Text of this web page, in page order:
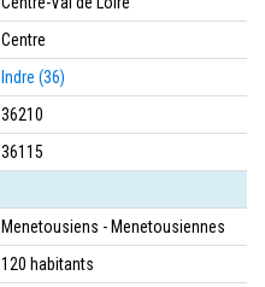
Centre
Indre (36)
36210
36115
Menetousiens - Menetousiennes
120 habitants